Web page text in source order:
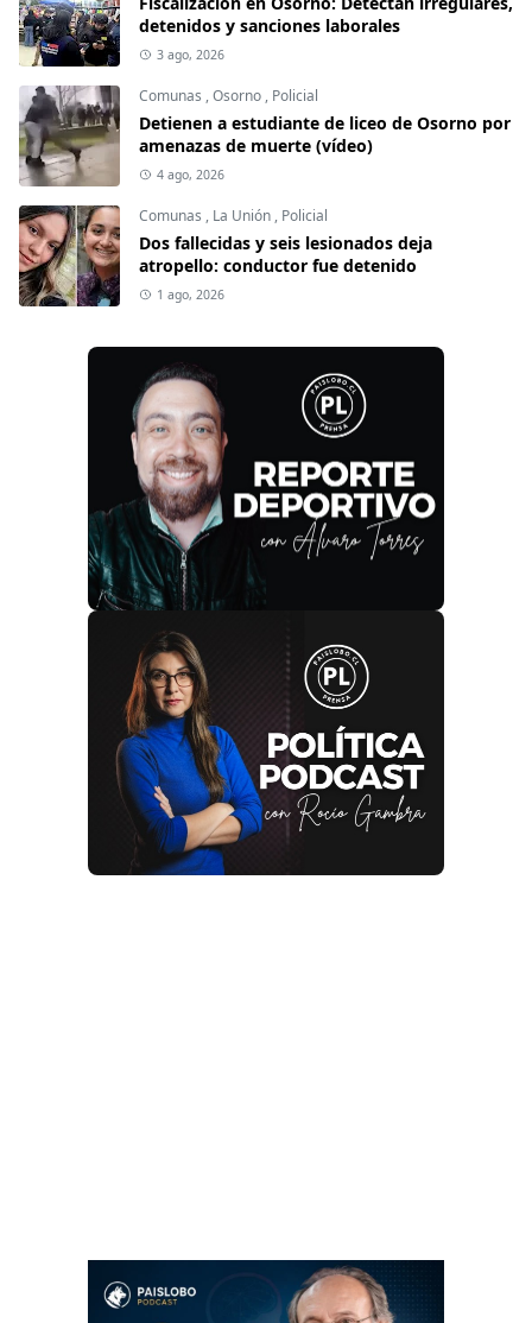
detenidos y sanciones laborales
3 ago, 2026
Comunas ,Osorno , Policial
Detienen a estudiante de liceo de Osorno por
amenazas de muerte (vídeo)
4 ago, 2026
Comunas , La Unión , Policial
Dos fallecidas y seis lesionados deja
atropello: conductor fue detenido
1 ago, 2026